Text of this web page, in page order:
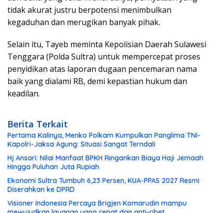
tidak akurat justru berpotensi menimbulkan
kegaduhan dan merugikan banyak pihak.
Selain itu, Tayeb meminta Kepolisian Daerah Sulawesi
Tenggara (Polda Sultra) untuk mempercepat proses
penyidikan atas laporan dugaan pencemaran nama
baik yang dialami RB, demi kepastian hukum dan
keadilan.
Berita Terkait
Pertama Kalinya, Menko Polkam Kumpulkan Panglima TNI-
Kapolri-Jaksa Agung: Situasi Sangat Terndali
Hj Ansari: Nilai Manfaat BPKH Ringankan Biaya Haji Jemaah
Hingga Puluhan Juta Rupiah
Ekonomi Sultra Tumbuh 6,23 Persen, KUA-PPAS 2027 Resmi
Diserahkan ke DPRD
Visioner Indonesia Percaya Brigjen Komarudin mampu